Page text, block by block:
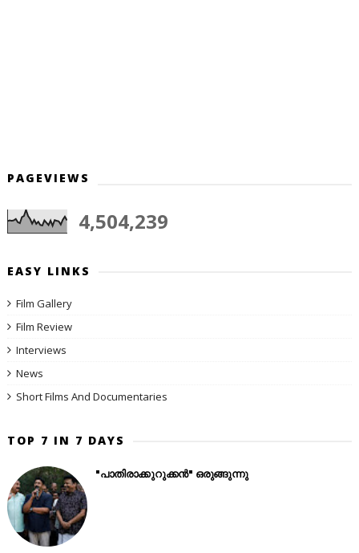
PAGEVIEWS
4,504,239
EASY LINKS
Film Gallery
Film Review
Interviews
News
Short Films And Documentaries
TOP 7 IN 7 DAYS
"പാതിരാക്കുറുക്കൻ" ഒരുങ്ങുന്നു